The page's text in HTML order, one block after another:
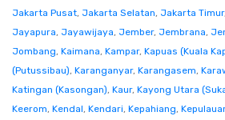
Jakarta Pusat, Jakarta Selatan, Jakarta Timur,
Jayapura, Jayawijaya, Jember, Jembrana,
Jombang, Kaimana, Kampar, Kapuas (Kuala
(Putussibau), Karanganyar, Karangasem,
Katingan (Kasongan), Kaur, Kayong Utara
Keerom, Kendal, Kendari, Kepahiang,